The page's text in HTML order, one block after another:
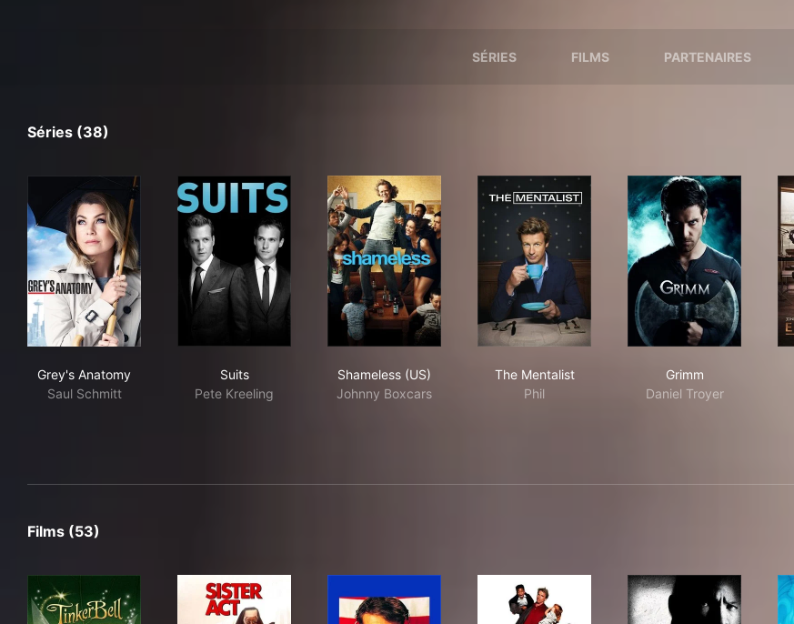
SÉRIES FILMS PARTENAIRES
Séries (38)
Grey's Anatomy
Saul Schmitt
Suits
Pete Kreeling
Shameless (US)
Johnny Boxcars
The Mentalist
Phil
Grimm
Daniel Troyer
Films (53)